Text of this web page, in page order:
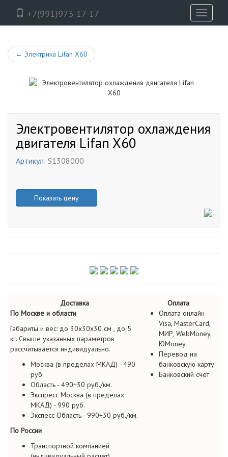
+7(991)973-17-17
Toggle
← Электрика Lifan X60
Электровентилятор охлаждения
двигателя Lifan X60
Артикул: S1308000
Показать цену
Доставка
Оплата
По Москве и области
Габариты и вес: до 30х30х30 см , до 5
кг. Свыше указанных параметров
рассчитывается индивидуально.
Москва (в пределах МКАД) - 490
руб.
Область - 490+30 руб./км.
Экспресс Москва (в пределах
МКАД) - 990 руб.
Экспесс Область - 990+30 руб./км.
По России
Транспортной компанией
Оплата онлайн
Visa, MasterCard,
МИР, WebMoney,
ЮMoney
Перевод на
банковскую карту
Банковский счет